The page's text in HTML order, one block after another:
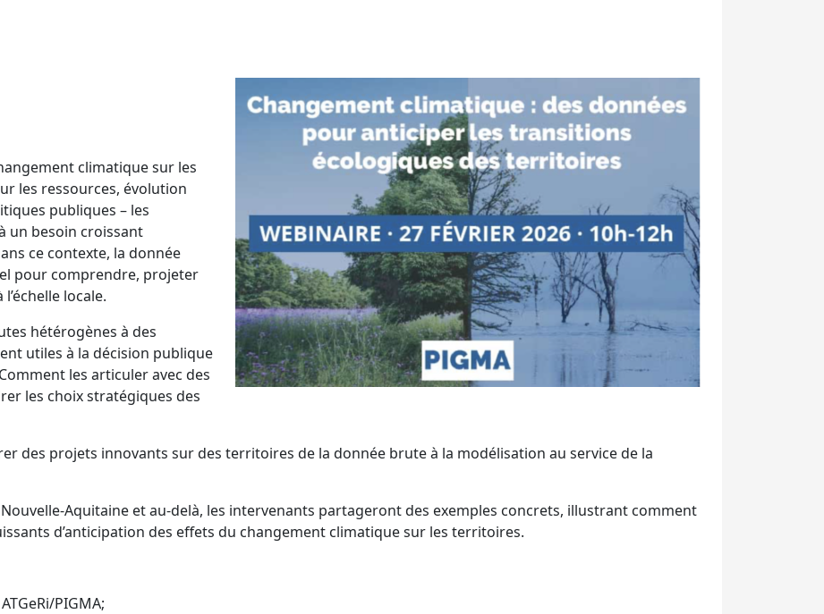
climatique sur les
les ressources, évolution
publiques – les
un besoin croissant
ce contexte, la donnée
pour comprendre, projeter
locale.
hétérogènes à des
utiles à la décision publique
les articuler avec des
les choix stratégiques des
des projets innovants sur des territoires de la donnée brute à la modélisation au service de la
Aquitaine et au-delà, les intervenants partageront des exemples concrets, illustrant comment
d’anticipation des effets du changement climatique sur les territoires.
PIGMA;